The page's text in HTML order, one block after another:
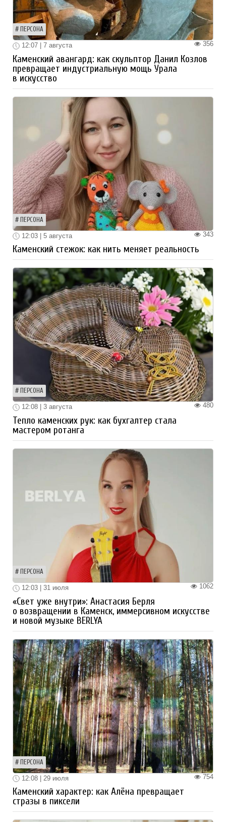
ПЕРСОНА
356
12:07 | 7 августа
Каменский авангард: как скульптор Данил Козлов
превращает индустриальную мощь Урала
в искусство
ПЕРСОНА
343
12:03 | 5 августа
Каменский стежок: как нить меняет реальность
ПЕРСОНА
480
12:08 | 3 августа
Тепло каменских рук: как бухгалтер стала
мастером ротанга
ПЕРСОНА
1062
12:03 | 31 июля
«Свет уже внутри»: Анастасия Берля
о возвращении в Каменск, иммерсивном искусстве
и новой музыке BERLYA
ПЕРСОНА
754
12:08 | 29 июля
Каменский характер: как Алёна превращает
стразы в пиксели